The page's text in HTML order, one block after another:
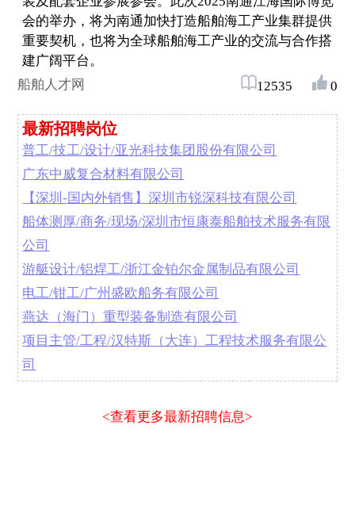
会的举办，将为南通加快打造船舶海工产业集群提供
重要契机，也将为全球船舶海工产业的交流与合作搭
建广阔平台。
船舶人才网
12535 0
最新招聘岗位
普工/技工/设计/亚光科技集团股份有限公司
广东中威复合材料有限公司
【深圳-国内外销售】深圳市锐深科技有限公司
船体测厚/商务/现场/深圳市恒康泰船舶技术服务有限
公司
游艇设计/铝焊工/浙江金铂尔金属制品有限公司
电工/钳工/广州盛欧船务有限公司
燕达（海门）重型装备制造有限公司
项目主管/工程/汉特斯（大连）工程技术服务有限公
司
<查看更多最新招聘信息>